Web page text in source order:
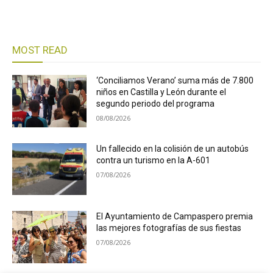
MOST READ
‘Conciliamos Verano’ suma más de 7.800
niños en Castilla y León durante el
segundo periodo del programa
08/08/2026
Un fallecido en la colisión de un autobús
contra un turismo en la A-601
07/08/2026
El Ayuntamiento de Campaspero premia
las mejores fotografías de sus fiestas
07/08/2026